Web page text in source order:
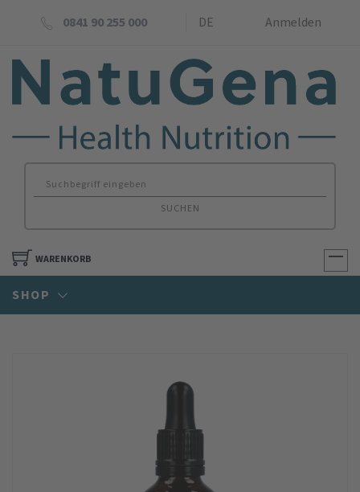
0841 90 255 000 DE Anmelden
SUCHEN
WARENKORB
SHOP